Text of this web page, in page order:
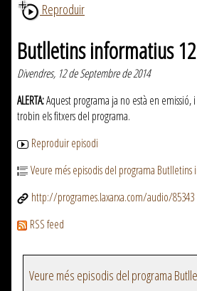
Reproduir
Butlletins informatius
Divendres, 12 de Septembre de 2014
ALERTA:Aquest programa ja no està en emissió,
trobin els fitxers del programa.
Reproduir episodi
Veure més episodis del programa Butlletins
http://programes.laxarxa.com/audio/85343
RSS feed